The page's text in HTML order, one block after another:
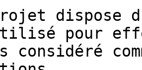
pour
considéré